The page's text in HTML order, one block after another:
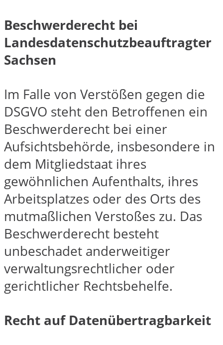
Beschwerderecht bei
Landesdatenschutzbeauftragter
Sachsen
Im Falle von Verstößen gegen die
DSGVO steht den Betroffenen ein
Beschwerderecht bei einer
Aufsichtsbehörde, insbesondere in
dem Mitgliedstaat ihres
gewöhnlichen Aufenthalts, ihres
Arbeitsplatzes oder des Orts des
mutmaßlichen Verstoßes zu. Das
Beschwerderecht besteht
unbeschadet anderweitiger
verwaltungsrechtlicher oder
gerichtlicher Rechtsbehelfe.
Recht auf Datenübertragbarkeit